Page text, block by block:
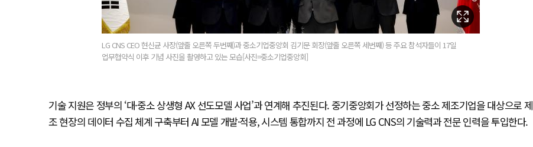
LG CNS CEO 현신균 사장(앞줄 오른쪽 두번째)과 중소기업중앙회 김기문 회장(앞줄 오른쪽 세번째) 등 주요 참석자들이 17일
업무협약식 이후 기념 사진을 촬영하고 있는 모습[사진=중소기업중앙회]
기술 지원은 정부의 ‘대·중소 상생형 AX 선도모델 사업’과 연계해 추진된다. 중기중앙회가 선정하는 중소 제조기업을 대상으로 제
조 현장의 데이터 수집 체계 구축부터 AI 모델 개발·적용, 시스템 통합까지 전 과정에 LG CNS의 기술력과 전문 인력을 투입한다.